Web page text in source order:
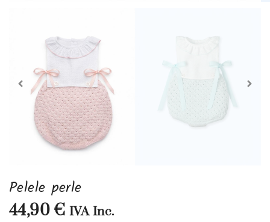
Pelele perle
44,90 € IVA Inc.